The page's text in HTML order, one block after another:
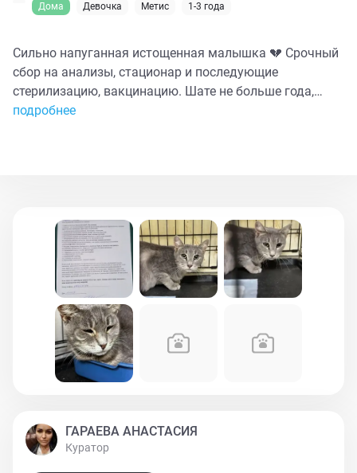
Дома Девочка Метис 1-3 года
Сильно напуганная истощенная малышка 💔 Срочный
сбор на анализы, стационар и последующие
стерилизацию, вакцинацию. Шате не больше года,
совсем молоденькая девочка, которая, судя по
холод, и не надо больше искать укрытия, ей еще нужно
будет привыкать..
подробнее
ГАРАЕВА АНАСТАСИЯ
Куратор